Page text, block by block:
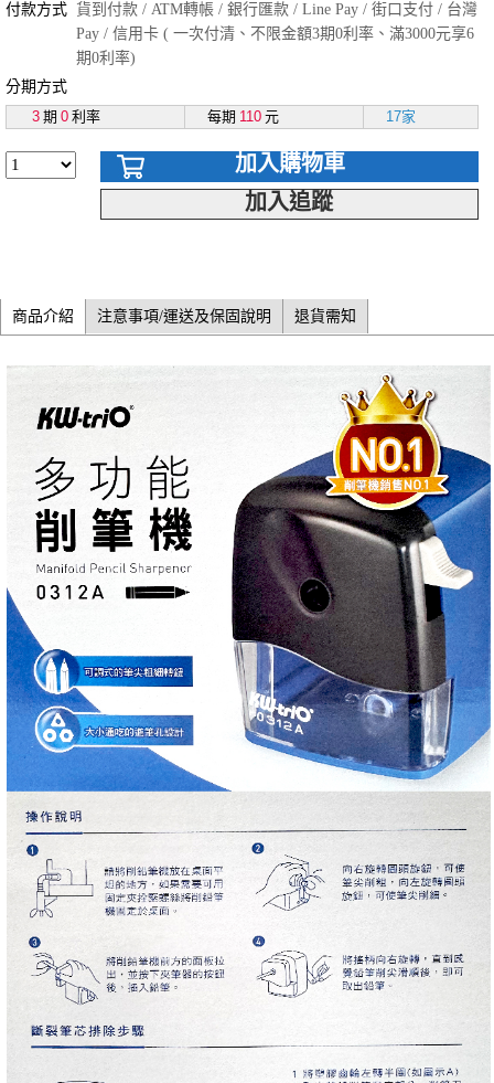
付款方式 貨到付款 / ATM轉帳 / 銀行匯款 / Line Pay / 街口支付 / 台灣
Pay / 信用卡 ( 一次付清、不限金額3期0利率、滿3000元享6
期0利率)
分期方式
3 期 0 利率 每期 110 元 17家
加入購物車
加入追蹤
商品介紹 注意事項/運送及保固說明 退貨需知